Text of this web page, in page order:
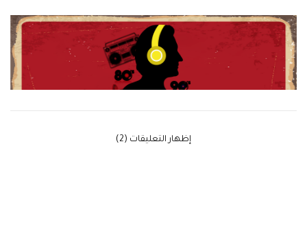
‫إظهار التعليقات (2)